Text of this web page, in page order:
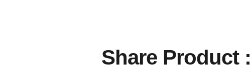
Share Product :